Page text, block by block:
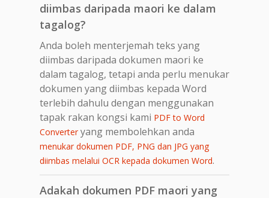
diimbas daripada maori ke dalam
tagalog?
Anda boleh menterjemah teks yang
diimbas daripada dokumen maori ke
dalam tagalog, tetapi anda perlu menukar
dokumen yang diimbas kepada Word
terlebih dahulu dengan menggunakan
tapak rakan kongsi kami PDF to Word
Converteryang membolehkan anda
menukar dokumen PDF, PNG dan JPG yang
diimbas melalui OCR kepada dokumen Word.
Adakah dokumen PDF maori yang